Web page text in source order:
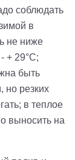
соблюдать
в
не ниже
+ 29°C;
быть
но резких
в теплое
выносить на